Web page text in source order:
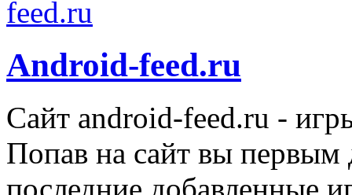
Android-feed.ru
Сайт android-feed.ru -
Попав на сайт вы первым
последние добавленные